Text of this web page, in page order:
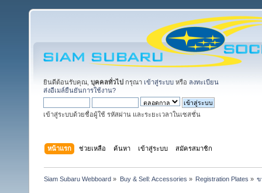
ยินดีต้อนรับคุณ, บุคคลทั่วไป กรุณา เข้าสู่ระบบ หรือ ลงทะเบียน
ส่งอีเมล์ยืนยันการใช้งาน?
เข้าสู่ระบบด้วยชื่อผู้ใช้ รหัสผ่าน และระยะเวลาในเซสชั่น
หน้าแรก ช่วยเหลือ ค้นหา เข้าสู่ระบบ สมัครสมาชิก
Siam Subaru Webboard » Buy & Sell: Accessories » Registration Plates » ข